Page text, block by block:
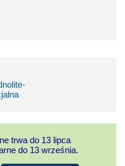
trwa do 13 lipca
do 13 września.